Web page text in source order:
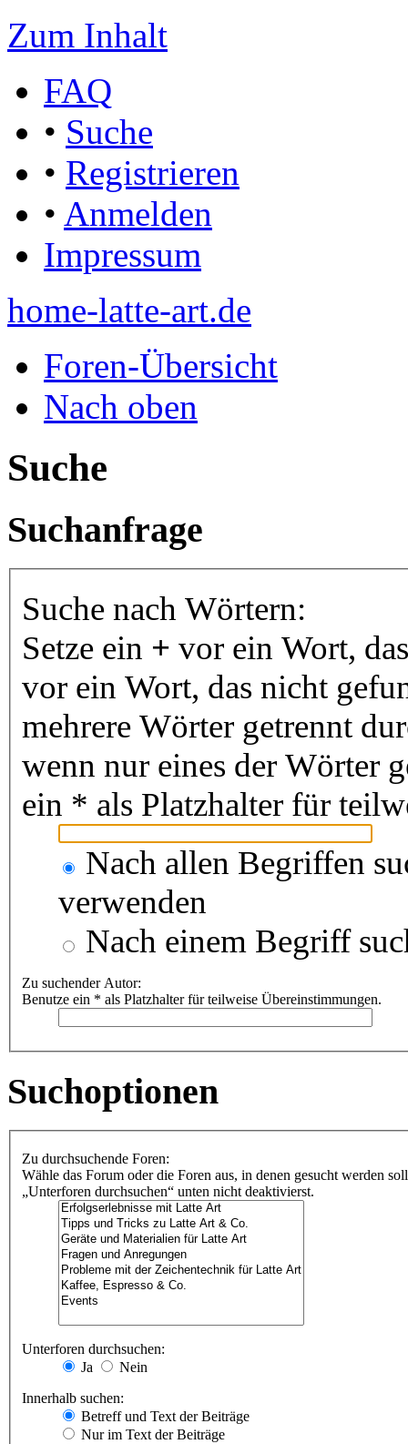
Zum Inhalt
FAQ
• Suche
• Registrieren
• Anmelden
Impressum
home-latte-art.de
Foren-Übersicht
Nach oben
Suche
Suchanfrage
Suche nach Wörtern:
Setze ein + vor ein Wort,
vor ein Wort, das nicht
mehrere Wörter getrennt
wenn nur eines der Wörter
ein * als Platzhalter für
Nach allen Begriffen
verwenden
Nach einem Begriff
Zu suchender Autor:
Benutze ein * als Platzhalter für teilweise Übereinstimmungen.
Suchoptionen
Zu durchsuchende Foren:
Wähle das Forum oder die Foren aus, in denen gesucht werden
„Unterforen durchsuchen“ unten nicht deaktivierst.
Unterforen durchsuchen:
Ja
Nein
Innerhalb suchen:
Betreff und Text der Beiträge
Nur im Text der Beiträge